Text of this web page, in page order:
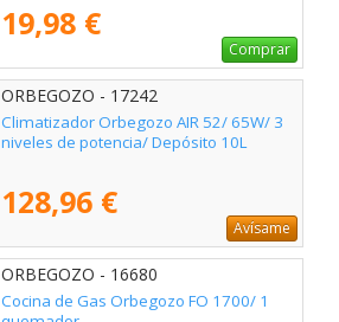
19,98 €
Comprar
ORBEGOZO - 17242
Climatizador Orbegozo AIR 52/ 65W/ 3
niveles de potencia/ Depósito 10L
128,96 €
Avísame
ORBEGOZO - 16680
Cocina de Gas Orbegozo FO 1700/ 1